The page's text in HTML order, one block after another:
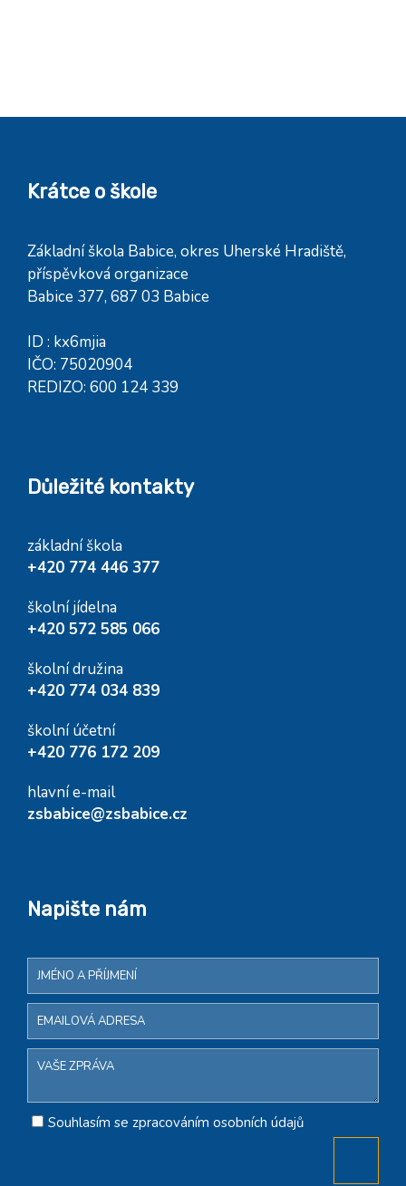
Krátce o škole
Základní škola Babice, okres Uherské Hradiště,
příspěvková organizace
Babice 377, 687 03 Babice
ID : kx6mjia
IČO: 75020904
REDIZO: 600 124 339
Důležité kontakty
základní škola
+420 774 446 377
školní jídelna
+420 572 585 066
školní družina
+420 774 034 839
školní účetní
+420 776 172 209
hlavní e-mail
zsbabice@zsbabice.cz
Napište nám
Souhlasím se zpracováním osobních údajů